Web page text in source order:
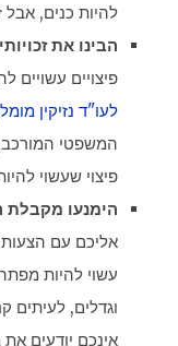
להיות כנים, אבל
הבינו את
פיצויים עשויים
לעו"ד נזיקין מומלץ.
המשפטי המורכב,
פיצוי שעשוי
הימנעו מקבלת
אליכם עם הצעות
עשוי להיות
וגדלים, לעיתים
אינכם יודעים